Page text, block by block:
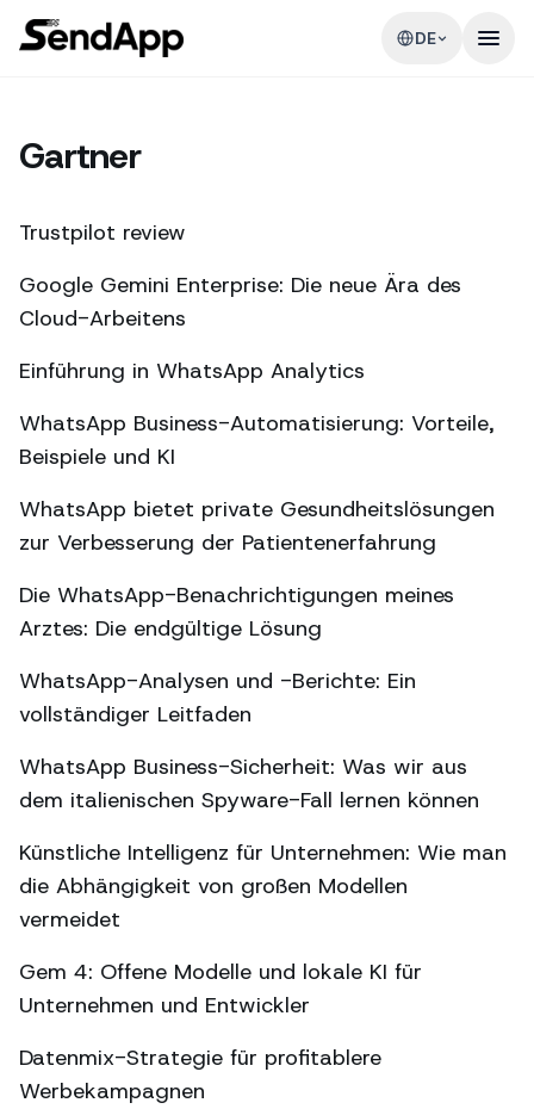
DE
Gartner
Trustpilot review
Google Gemini Enterprise: Die neue Ära des
Cloud-Arbeitens
Einführung in WhatsApp Analytics
WhatsApp Business-Automatisierung: Vorteile,
Beispiele und KI
WhatsApp bietet private Gesundheitslösungen
zur Verbesserung der Patientenerfahrung
Die WhatsApp-Benachrichtigungen meines
Arztes: Die endgültige Lösung
WhatsApp-Analysen und -Berichte: Ein
vollständiger Leitfaden
WhatsApp Business-Sicherheit: Was wir aus
dem italienischen Spyware-Fall lernen können
Künstliche Intelligenz für Unternehmen: Wie man
die Abhängigkeit von großen Modellen
vermeidet
Gem 4: Offene Modelle und lokale KI für
Unternehmen und Entwickler
Datenmix-Strategie für profitablere
Werbekampagnen